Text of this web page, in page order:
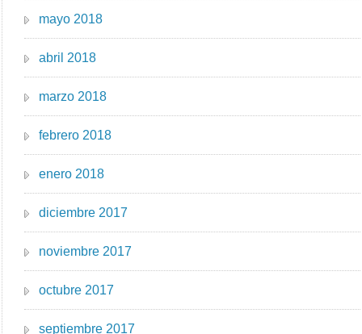
mayo 2018
abril 2018
marzo 2018
febrero 2018
enero 2018
diciembre 2017
noviembre 2017
octubre 2017
septiembre 2017